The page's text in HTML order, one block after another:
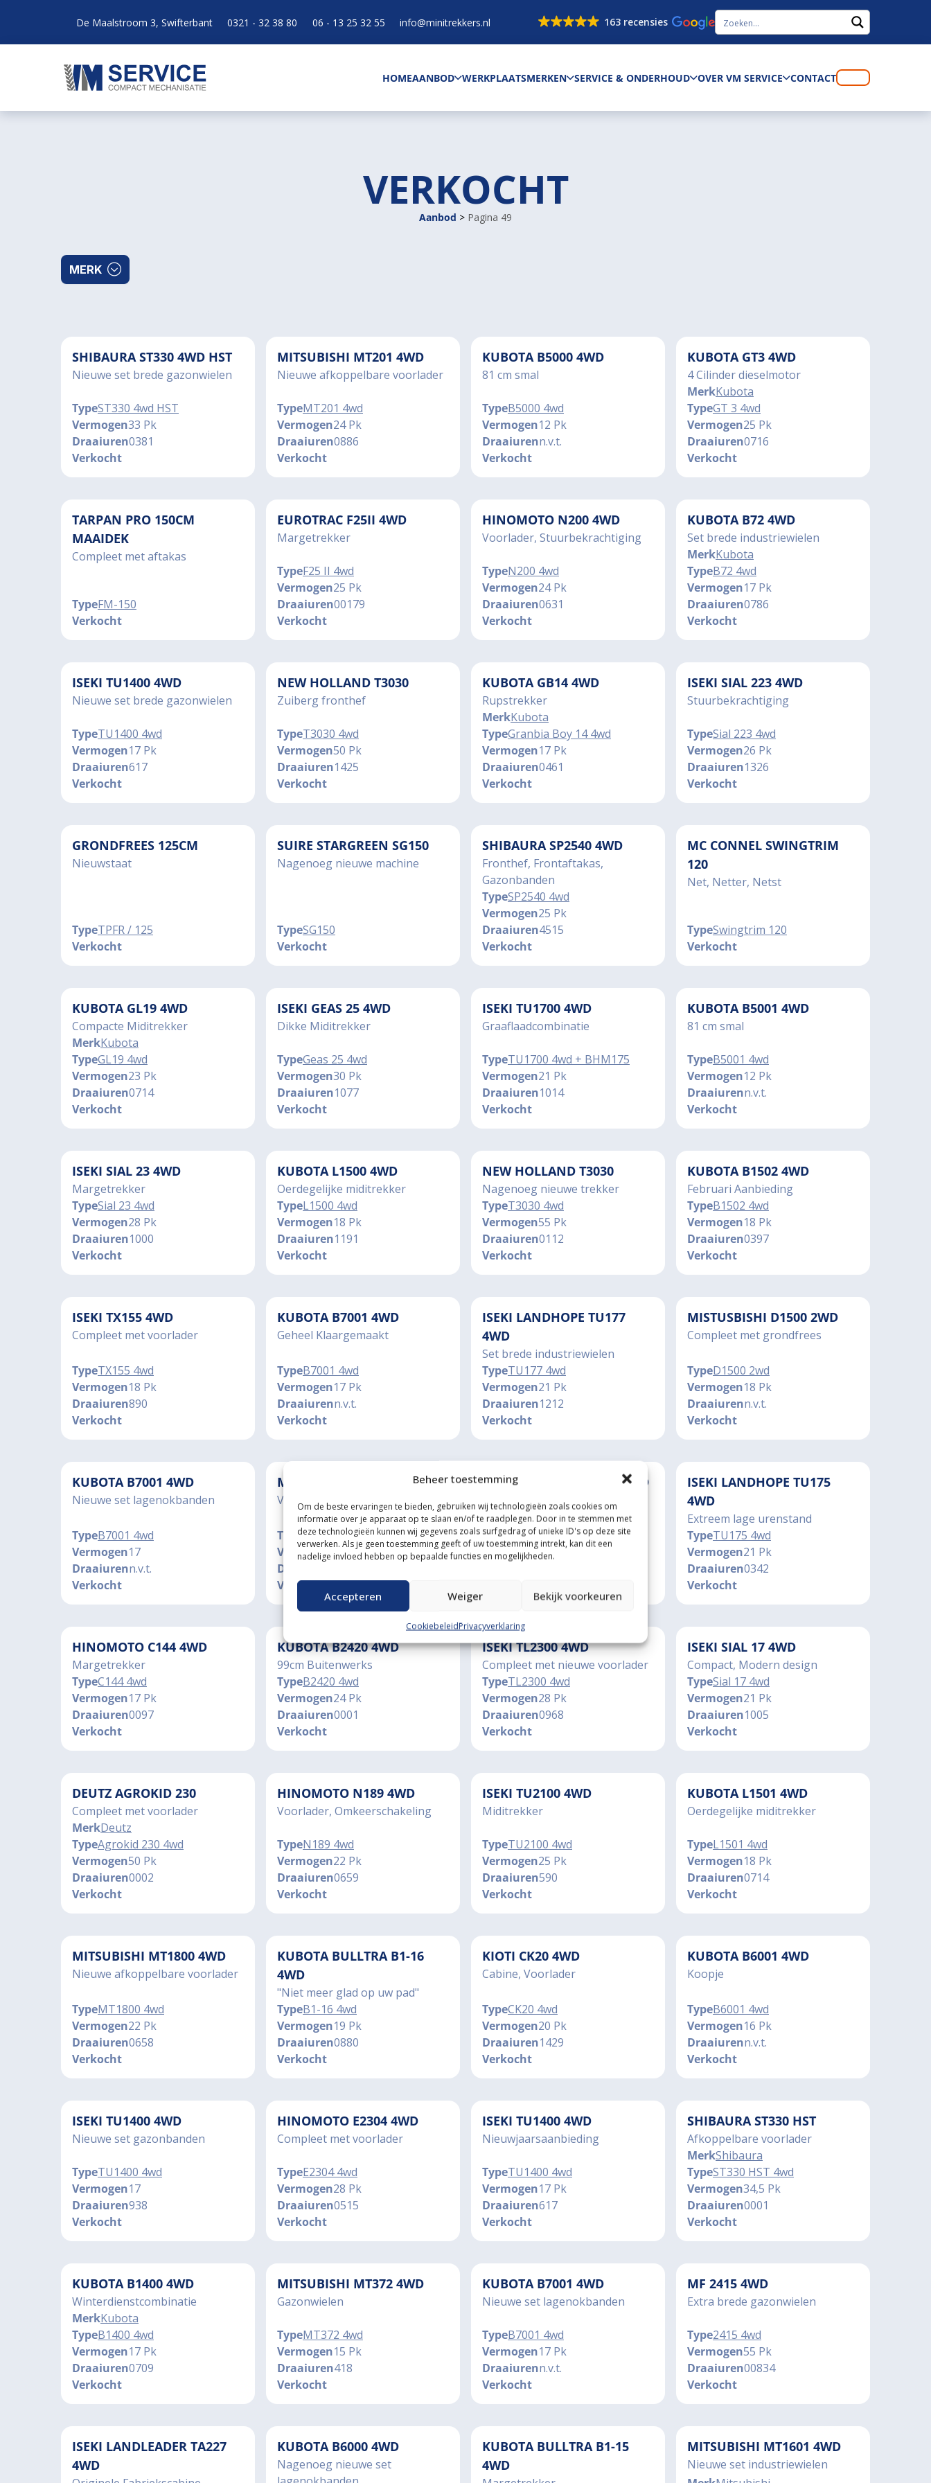
Beheer toestemming
Om de beste ervaringen te bieden, gebruiken wij technologieën zoals cookies om
informatie over je apparaat op te slaan en/of te raadplegen. Door in te stemmen met
deze technologieën kunnen wij gegevens zoals surfgedrag of unieke ID's op deze site
verwerken. Als je geen toestemming geeft of uw toestemming intrekt, kan dit een
nadelige invloed hebben op bepaalde functies en mogelijkheden.
Accepteren Weiger Bekijk voorkeuren
CookiebeleidPrivacyverklaring
De Maalstroom 3, Swifterbant 0321 - 32 38 80 06 - 13 25 32 55 info@minitrekkers.nl 163 recensies
HOMEAANBOD WERKPLAATSMERKEN SERVICE & ONDERHOUD OVER VM SERVICE CONTACT
VERKOCHT
Aanbod > Pagina 49
MERK
SHIBAURA ST330 4WD HST
Nieuwe set brede gazonwielen
TypeST330 4wd HST
Vermogen33 Pk
Draaiuren0381
Verkocht
MITSUBISHI MT201 4WD
Nieuwe afkoppelbare voorlader
TypeMT201 4wd
Vermogen24 Pk
Draaiuren0886
Verkocht
KUBOTA B5000 4WD
81 cm smal
TypeB5000 4wd
Vermogen12 Pk
Draaiurenn.v.t.
Verkocht
KUBOTA GT3 4WD
4 Cilinder dieselmotor
MerkKubota
TypeGT 3 4wd
Vermogen25 Pk
Draaiuren0716
Verkocht
TARPAN PRO 150CM
MAAIDEK
Compleet met aftakas
TypeFM-150
Verkocht
EUROTRAC F25II 4WD
Margetrekker
TypeF25 II 4wd
Vermogen25 Pk
Draaiuren00179
Verkocht
HINOMOTO N200 4WD
Voorlader, Stuurbekrachtiging
TypeN200 4wd
Vermogen24 Pk
Draaiuren0631
Verkocht
KUBOTA B72 4WD
Set brede industriewielen
MerkKubota
TypeB72 4wd
Vermogen17 Pk
Draaiuren0786
Verkocht
ISEKI TU1400 4WD
Nieuwe set brede gazonwielen
TypeTU1400 4wd
Vermogen17 Pk
Draaiuren617
Verkocht
NEW HOLLAND T3030
Zuiberg fronthef
TypeT3030 4wd
Vermogen50 Pk
Draaiuren1425
Verkocht
KUBOTA GB14 4WD
Rupstrekker
MerkKubota
TypeGranbia Boy 14 4wd
Vermogen17 Pk
Draaiuren0461
Verkocht
ISEKI SIAL 223 4WD
Stuurbekrachtiging
TypeSial 223 4wd
Vermogen26 Pk
Draaiuren1326
Verkocht
GRONDFREES 125CM
Nieuwstaat
TypeTPFR / 125
Verkocht
SUIRE STARGREEN SG150
Nagenoeg nieuwe machine
TypeSG150
Verkocht
SHIBAURA SP2540 4WD
Fronthef, Frontaftakas,
Gazonbanden
TypeSP2540 4wd
Vermogen25 Pk
Draaiuren4515
Verkocht
MC CONNEL SWINGTRIM
120
Net, Netter, Netst
TypeSwingtrim 120
Verkocht
KUBOTA GL19 4WD
Compacte Miditrekker
MerkKubota
TypeGL19 4wd
Vermogen23 Pk
Draaiuren0714
Verkocht
ISEKI GEAS 25 4WD
Dikke Miditrekker
TypeGeas 25 4wd
Vermogen30 Pk
Draaiuren1077
Verkocht
ISEKI TU1700 4WD
Graaflaadcombinatie
TypeTU1700 4wd + BHM175
Vermogen21 Pk
Draaiuren1014
Verkocht
KUBOTA B5001 4WD
81 cm smal
TypeB5001 4wd
Vermogen12 Pk
Draaiurenn.v.t.
Verkocht
ISEKI SIAL 23 4WD
Margetrekker
TypeSial 23 4wd
Vermogen28 Pk
Draaiuren1000
Verkocht
KUBOTA L1500 4WD
Oerdegelijke miditrekker
TypeL1500 4wd
Vermogen18 Pk
Draaiuren1191
Verkocht
NEW HOLLAND T3030
Nagenoeg nieuwe trekker
TypeT3030 4wd
Vermogen55 Pk
Draaiuren0112
Verkocht
KUBOTA B1502 4WD
Februari Aanbieding
TypeB1502 4wd
Vermogen18 Pk
Draaiuren0397
Verkocht
ISEKI TX155 4WD
Compleet met voorlader
TypeTX155 4wd
Vermogen18 Pk
Draaiuren890
Verkocht
KUBOTA B7001 4WD
Geheel Klaargemaakt
TypeB7001 4wd
Vermogen17 Pk
Draaiurenn.v.t.
Verkocht
ISEKI LANDHOPE TU177
4WD
Set brede industriewielen
TypeTU177 4wd
Vermogen21 Pk
Draaiuren1212
Verkocht
MISTUSBISHI D1500 2WD
Compleet met grondfrees
TypeD1500 2wd
Vermogen18 Pk
Draaiurenn.v.t.
Verkocht
KUBOTA B7001 4WD
Nieuwe set lagenokbanden
TypeB7001 4wd
Vermogen17
Draaiurenn.v.t.
Verkocht
MITSUBISHI MT24 4WD
Vier cilinder dieselmotor
TypeMT24 4wd
Vermogen28 Pk
Draaiuren
Verkocht
NEW HOLLAND TCE 40 4WD
Cabine, Voorlader
TypeTCE40 4wd
Vermogen40 Pk
ISEKI LANDHOPE TU175
4WD
Extreem lage urenstand
TypeTU175 4wd
Vermogen21 Pk
Draaiuren0342
Verkocht
HINOMOTO C144 4WD
Margetrekker
TypeC144 4wd
Vermogen17 Pk
Draaiuren0097
Verkocht
KUBOTA B2420 4WD
99cm Buitenwerks
TypeB2420 4wd
Vermogen24 Pk
Draaiuren0001
Verkocht
ISEKI TL2300 4WD
Compleet met nieuwe voorlader
TypeTL2300 4wd
Vermogen28 Pk
Draaiuren0968
Verkocht
ISEKI SIAL 17 4WD
Compact, Modern design
TypeSial 17 4wd
Vermogen21 Pk
Draaiuren1005
Verkocht
DEUTZ AGROKID 230
Compleet met voorlader
MerkDeutz
TypeAgrokid 230 4wd
Vermogen50 Pk
Draaiuren0002
Verkocht
HINOMOTO N189 4WD
Voorlader, Omkeerschakeling
TypeN189 4wd
Vermogen22 Pk
Draaiuren0659
Verkocht
ISEKI TU2100 4WD
Miditrekker
TypeTU2100 4wd
Vermogen25 Pk
Draaiuren590
Verkocht
KUBOTA L1501 4WD
Oerdegelijke miditrekker
TypeL1501 4wd
Vermogen18 Pk
Draaiuren0714
Verkocht
MITSUBISHI MT1800 4WD
Nieuwe afkoppelbare voorlader
TypeMT1800 4wd
Vermogen22 Pk
Draaiuren0658
Verkocht
KUBOTA BULLTRA B1-16
4WD
"Niet meer glad op uw pad"
TypeB1-16 4wd
Vermogen19 Pk
Draaiuren0880
Verkocht
KIOTI CK20 4WD
Cabine, Voorlader
TypeCK20 4wd
Vermogen20 Pk
Draaiuren1429
Verkocht
KUBOTA B6001 4WD
Koopje
TypeB6001 4wd
Vermogen16 Pk
Draaiurenn.v.t.
Verkocht
ISEKI TU1400 4WD
Nieuwe set gazonbanden
TypeTU1400 4wd
Vermogen17
Draaiuren938
Verkocht
HINOMOTO E2304 4WD
Compleet met voorlader
TypeE2304 4wd
Vermogen28 Pk
Draaiuren0515
Verkocht
ISEKI TU1400 4WD
Nieuwjaarsaanbieding
TypeTU1400 4wd
Vermogen17 Pk
Draaiuren617
Verkocht
SHIBAURA ST330 HST
Afkoppelbare voorlader
MerkShibaura
TypeST330 HST 4wd
Vermogen34,5 Pk
Draaiuren0001
Verkocht
KUBOTA B1400 4WD
Winterdienstcombinatie
MerkKubota
TypeB1400 4wd
Vermogen17 Pk
Draaiuren0709
Verkocht
MITSUBISHI MT372 4WD
Gazonwielen
TypeMT372 4wd
Vermogen15 Pk
Draaiuren418
Verkocht
KUBOTA B7001 4WD
Nieuwe set lagenokbanden
TypeB7001 4wd
Vermogen17 Pk
Draaiurenn.v.t.
Verkocht
MF 2415 4WD
Extra brede gazonwielen
Type2415 4wd
Vermogen55 Pk
Draaiuren00834
Verkocht
ISEKI LANDLEADER TA227
4WD
KUBOTA B6000 4WD
Nagenoeg nieuwe set
KUBOTA BULLTRA B1-15
4WD
MITSUBISHI MT1601 4WD
Nieuwe set industriewielen